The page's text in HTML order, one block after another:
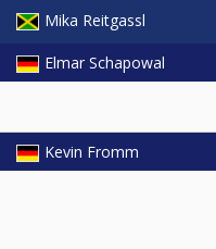
Mika Reitgassl
Elmar Schapowal
Kevin Fromm